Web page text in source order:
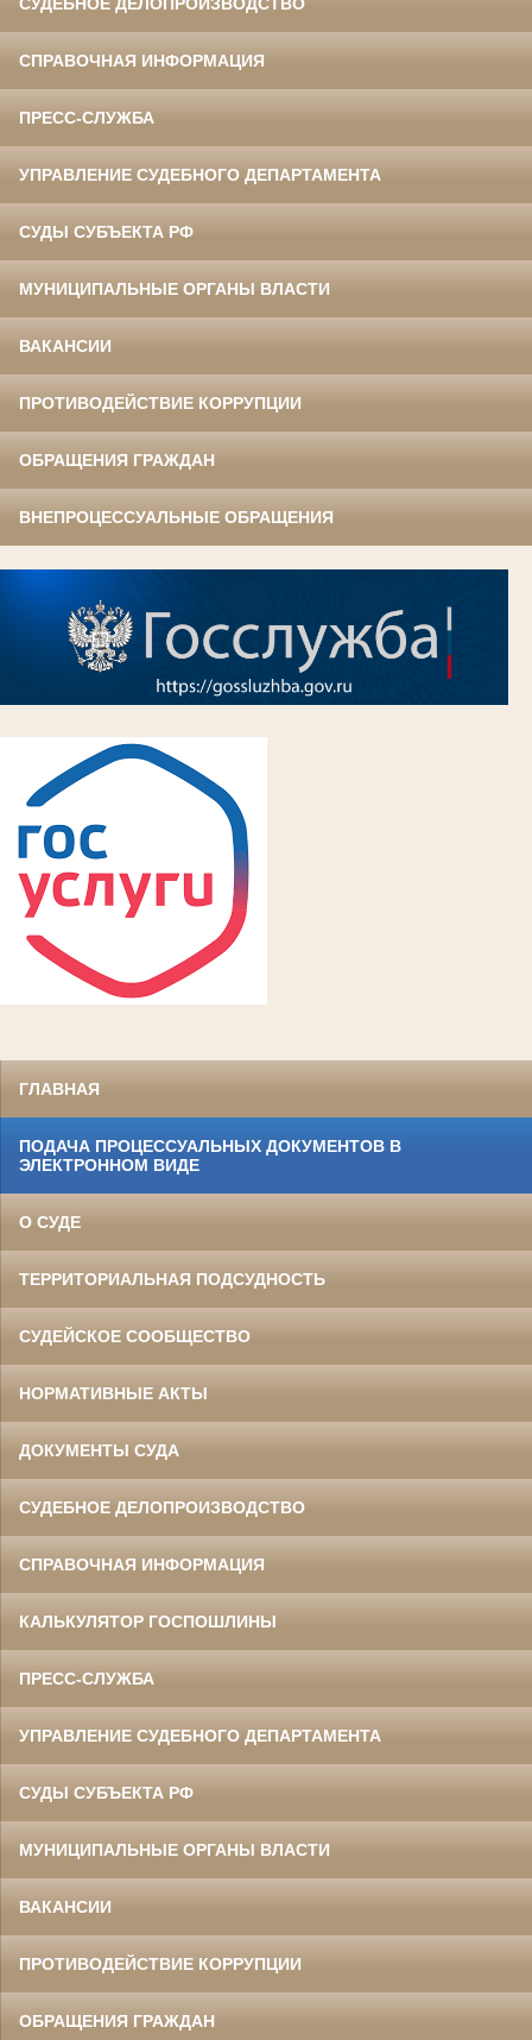
СПРАВОЧНАЯ ИНФОРМАЦИЯ
ПРЕСС-СЛУЖБА
УПРАВЛЕНИЕ СУДЕБНОГО ДЕПАРТАМЕНТА
СУДЫ СУБЪЕКТА РФ
МУНИЦИПАЛЬНЫЕ ОРГАНЫ ВЛАСТИ
ВАКАНСИИ
ПРОТИВОДЕЙСТВИЕ КОРРУПЦИИ
ОБРАЩЕНИЯ ГРАЖДАН
ВНЕПРОЦЕССУАЛЬНЫЕ ОБРАЩЕНИЯ
ГЛАВНАЯ
ПОДАЧА ПРОЦЕССУАЛЬНЫХ ДОКУМЕНТОВ В
ЭЛЕКТРОННОМ ВИДЕ
О СУДЕ
ТЕРРИТОРИАЛЬНАЯ ПОДСУДНОСТЬ
СУДЕЙСКОЕ СООБЩЕСТВО
НОРМАТИВНЫЕ АКТЫ
ДОКУМЕНТЫ СУДА
СУДЕБНОЕ ДЕЛОПРОИЗВОДСТВО
СПРАВОЧНАЯ ИНФОРМАЦИЯ
КАЛЬКУЛЯТОР ГОСПОШЛИНЫ
ПРЕСС-СЛУЖБА
УПРАВЛЕНИЕ СУДЕБНОГО ДЕПАРТАМЕНТА
СУДЫ СУБЪЕКТА РФ
МУНИЦИПАЛЬНЫЕ ОРГАНЫ ВЛАСТИ
ВАКАНСИИ
ПРОТИВОДЕЙСТВИЕ КОРРУПЦИИ
ОБРАЩЕНИЯ ГРАЖДАН